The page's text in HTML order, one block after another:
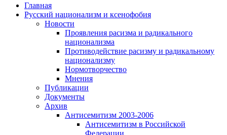
Главная
Русский национализм и ксенофобия
Новости
Проявления расизма и радикального
национализма
Противодействие расизму и радикальному
национализму
Нормотворчество
Мнения
Публикации
Документы
Архив
Антисемитизм 2003-2006
Антисемитизм в Российской
Федерации